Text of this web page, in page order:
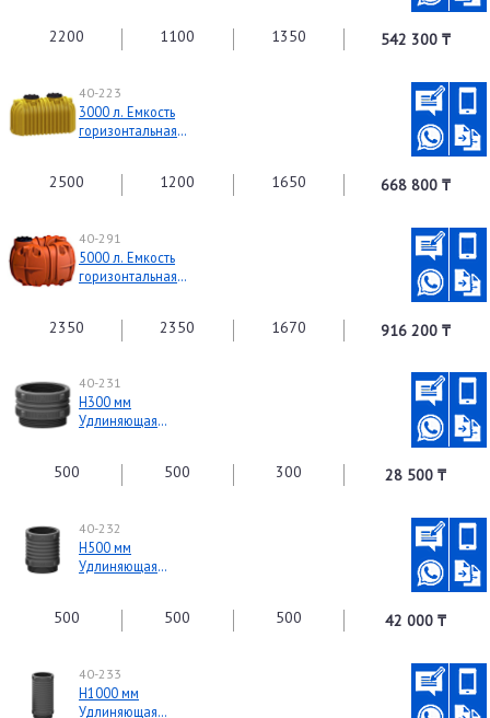
2200 1100 1350 542 300 ₸
3000 л. Емкость
горизонтальная
40-223
2500 1200 1650 668 800 ₸
5000 л. Емкость
горизонтальная
40-291
2350 2350 1670 916 200 ₸
H300 мм
Удлиняющая
40-231
500 500 300 28 500 ₸
H500 мм
Удлиняющая
40-232
500 500 500 42 000 ₸
H1000 мм
Удлиняющая
40-233